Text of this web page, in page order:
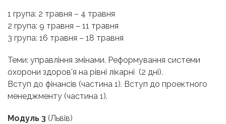
1 група: 2 травня – 4 травня
2 група: 9 травня – 11 травня
3 група: 16 травня – 18 травня
Теми: управління змінами. Реформування системи
охорони здоров’я на рівні лікарні (2 дні).
Вступ до фінансів (частина 1). Вступ до проектного
менеджменту (частина 1).
Модуль 3 (Львів)